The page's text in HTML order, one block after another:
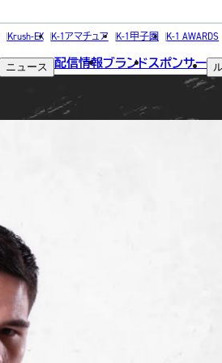
Krush-EX K-1アマチュア K-1甲子園 K-1 AWARDS
ニュース 配信情報ブランドスポンサー